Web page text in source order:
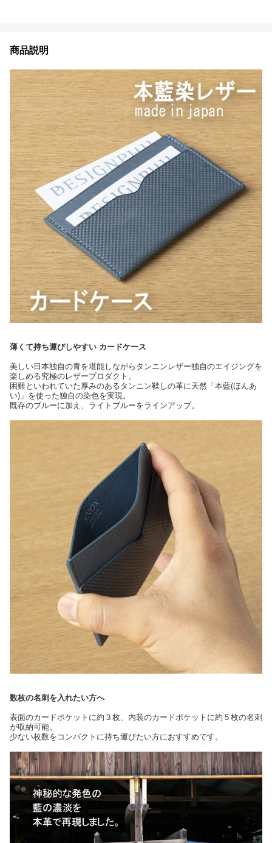
商品説明
薄くて持ち運びしやすい カードケース
美しい日本独自の青を堪能しながらタンニンレザー独自のエイジングを
楽しめる究極のレザープロダクト。
困難といわれていた厚みのあるタンニン鞣しの革に天然「本藍(ほんあ
い)」を使った独自の染色を実現。
既存のブルーに加え、ライトブルーをラインアップ。
数枚の名刺を入れたい方へ
表面のカードポケットに約３枚、内装のカードポケットに約５枚の名刺
が収納可能。
少ない枚数をコンパクトに持ち運びたい方におすすめです。